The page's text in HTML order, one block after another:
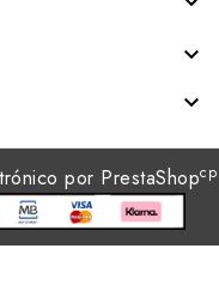


por PrestaShopcp